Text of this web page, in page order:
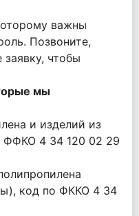
важны
Позвоните,
чтобы
мы
и изделий из
ФФКО 4 34 120 02 29
код по ФККО 4 34